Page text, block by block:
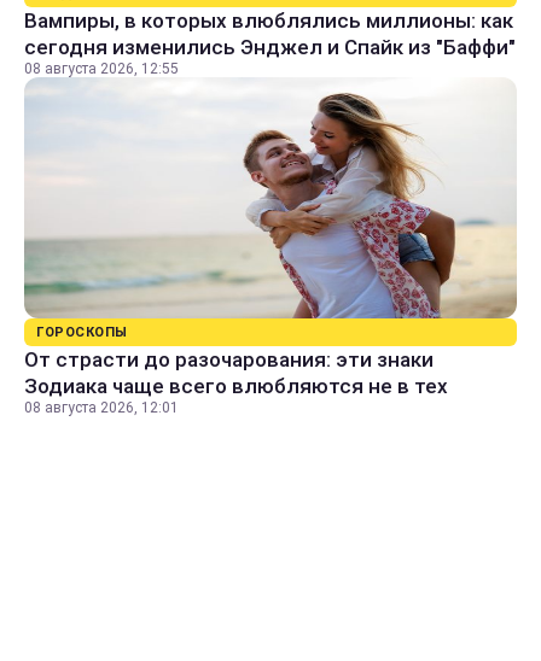
Вампиры, в которых влюблялись миллионы: как
сегодня изменились Энджел и Спайк из "Баффи"
08 августа 2026, 12:55
ГОРОСКОПЫ
От страсти до разочарования: эти знаки
Зодиака чаще всего влюбляются не в тех
08 августа 2026, 12:01